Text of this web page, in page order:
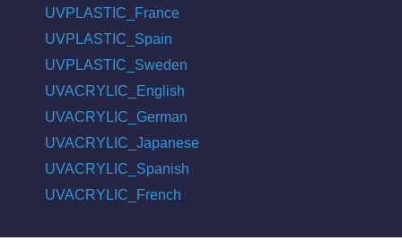
UVPLASTIC_France
UVPLASTIC_Spain
UVPLASTIC_Sweden
UVACRYLIC_English
UVACRYLIC_German
UVACRYLIC_Japanese
UVACRYLIC_Spanish
UVACRYLIC_French